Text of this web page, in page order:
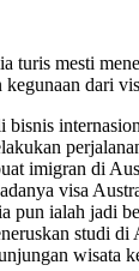
turis mesti
dari
bisnis
imigran di
visa
pun ialah jadi
studi di
wisata